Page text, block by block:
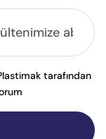
tarafından